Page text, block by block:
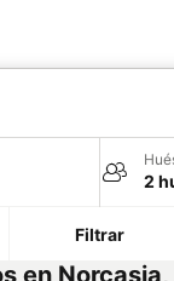
2
Filtrar
en Norcasia,